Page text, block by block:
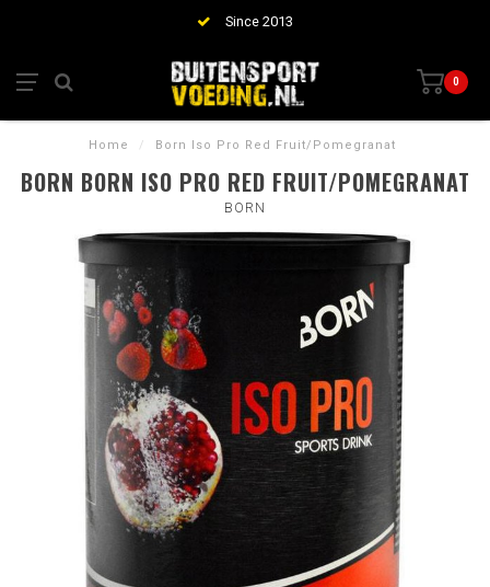
Since 2013
0
Home / Born Iso Pro Red Fruit/Pomegranat
BORN BORN ISO PRO RED FRUIT/POMEGRANAT
BORN